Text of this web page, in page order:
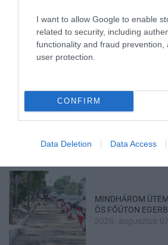
I want to allow Google to enable
related to security, including
functionality and fraud prevention,
user protection.
CONFIRM
Data Deletion Data Access
LEÁLLÍTOTT
2026. augusztus
TÍZ ÉVE NEM VOLT
INFLÁCIÓ
2026. augusztus
MINDHÁROM
ÖS FŐÚTON
2026. augusztus 07